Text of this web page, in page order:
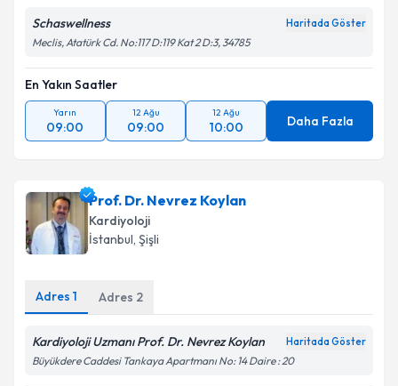
Schaswellness Haritada Göster
Meclis, Atatürk Cd. No:117 D:119 Kat 2 D:3, 34785
En Yakın Saatler
Yarın
09:00
12 Ağu
09:00
12 Ağu
10:00 Daha Fazla
Prof. Dr. Nevrez Koylan
Kardiyoloji
İstanbul, Şişli
Adres 1 Adres 2
Kardiyoloji Uzmanı Prof. Dr. Nevrez Koylan Haritada Göster
Büyükdere Caddesi Tankaya Apartmanı No: 14 Daire : 20